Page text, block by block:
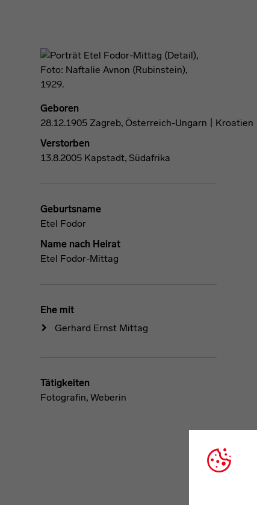
Geboren
28.12.1905 Zagreb, Österreich-Ungarn | Kroatien
Verstorben
13.8.2005 Kapstadt, Südafrika
Geburtsname
Etel Fodor
Name nach Heirat
Etel Fodor-Mittag
Ehe mit
Gerhard Ernst Mittag
Tätigkeiten
Fotografin, Weberin